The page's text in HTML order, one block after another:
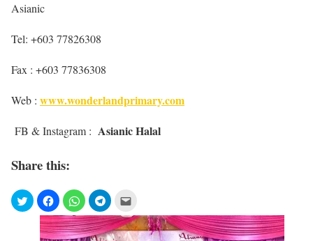
Asianic
Tel: +603 77826308
Fax : +603 77836308
Web : www.wonderlandprimary.com
FB & Instagram : Asianic Halal
Share this: